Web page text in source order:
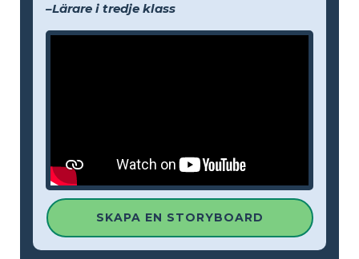
–Lärare i tredje klass
SKAPA EN STORYBOARD